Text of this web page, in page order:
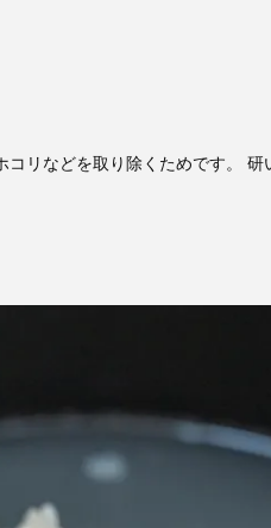
リなどを取り除くためです。